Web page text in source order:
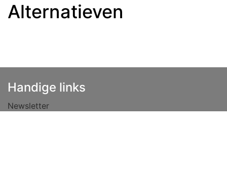
Alternatieven
Handige links
Newsletter